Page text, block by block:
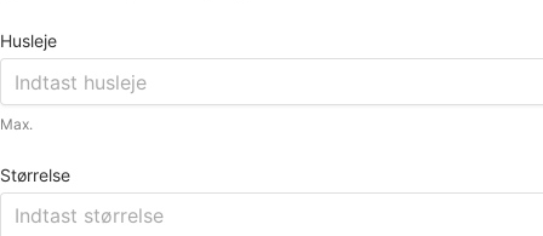
Husleje
Max.
Størrelse